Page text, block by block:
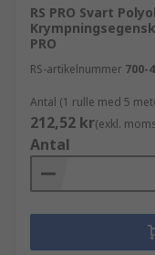
RS PRO Svart
PRO
RS-artikelnummer 700-
Antal (1 rulle med 5
212,52 kr(exkl.
Antal